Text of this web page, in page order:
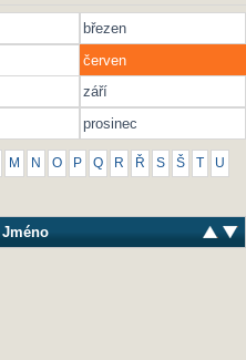
březen
červen
září
prosinec
M N O P Q R Ř S Š U
Jméno